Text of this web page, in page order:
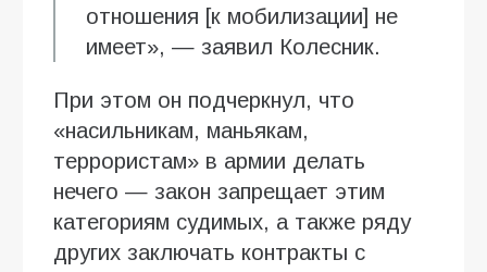
отношения [к мобилизации] не
имеет», — заявил Колесник.
При этом он подчеркнул, что
«насильникам, маньякам,
террористам» в армии делать
нечего — закон запрещает этим
категориям судимых, а также ряду
других заключать контракты с